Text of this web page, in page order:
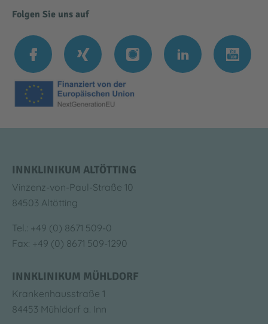
Folgen Sie uns auf
INNKLINIKUM ALTÖTTING
Vinzenz-von-Paul-Straße 10
84503 Altötting
Tel.: +49 (0) 8671 509-0
Fax: +49 (0) 8671 509-1290
INNKLINIKUM MÜHLDORF
Krankenhausstraße 1
84453 Mühldorf a. Inn